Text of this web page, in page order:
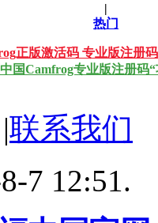
|
热门
正版激活码 专业版注册
国Camfrog专业版注册码
|联系我们
7 12:51.